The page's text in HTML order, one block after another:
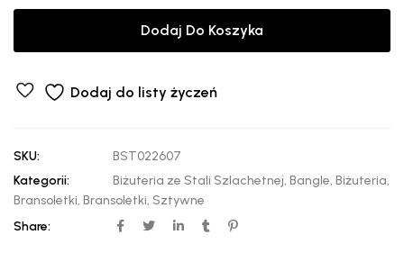
Dodaj Do Koszyka
Dodaj do listy życzeń
SKU:
BST022607
Kategorii:
Biżuteria ze Stali Szlachetnej, Bangle, Biżuteria,
Bransoletki, Bransoletki, Sztywne
Share: